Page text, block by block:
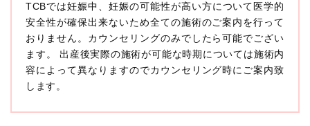
本プライバシーポリシーにおいて「個人情報」とは、生
存する個人に関する情報であって、当該情報に含まれる
氏名、生年月日その他の記述等により特定の個人を識別
できるもの又は個人識別符号（個人情報保護委員会の政
令に準じます。）が含まれるものをいいます。
収集した患者様に関する情報には、単独のままでは特定
の個人を識別できない情報もありますが、他の情報と組
み合わせることにより特定の個人を識別できる場合、か
に扱うものとします。
TCBでは妊娠中、妊娠の可能性が高い方について医学的
安全性が確保出来ないため全ての施術のご案内を行って
おりません。カウンセリングのみでしたら可能でござい
ます。 出産後実際の施術が可能な時期については施術内
容によって異なりますのでカウンセリング時にご案内致
します。